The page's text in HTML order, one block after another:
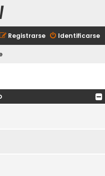
Identificarse
Registrarse